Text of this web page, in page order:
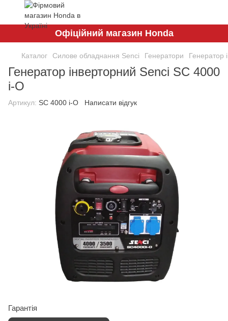
Офіційний магазин Honda
Каталог Силове обладнання Senci Генератори Генератор
Генератор інверторний Senci SC 4000
i-O
Артикул: SC 4000 i-O Написати відгук
Гарантія